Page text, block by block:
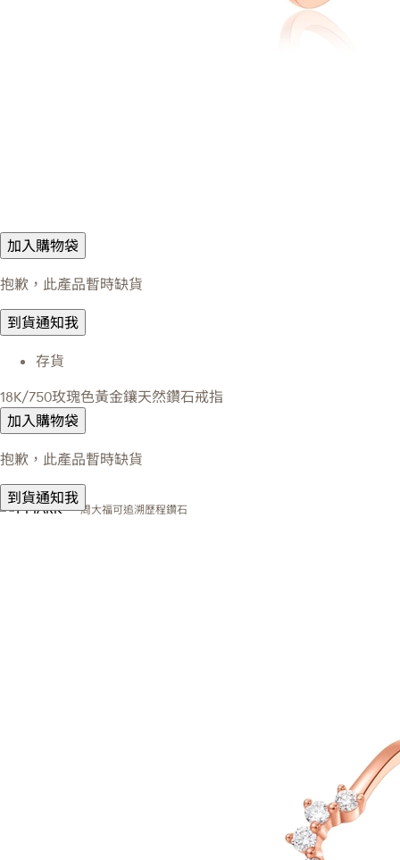
加入購物袋
抱歉，此產品暫時缺貨
到貨通知我
存貨
18K/750玫瑰色黃金鑲天然鑽石戒指
加入購物袋
抱歉，此產品暫時缺貨
到貨通知我
周大福可追溯歷程鑽石